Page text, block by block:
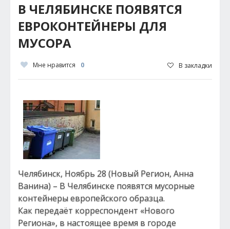
В ЧЕЛЯБИНСКЕ ПОЯВЯТСЯ
ЕВРОКОНТЕЙНЕРЫ ДЛЯ
МУСОРА
Мне нравится 0 В закладки
Челябинск, Ноябрь 28 (Новый Регион, Анна
Ванина) – В Челябинске появятся мусорные
контейнеры европейского образца.
Как передаёт корреспондент «Нового
Региона», в настоящее время в городе